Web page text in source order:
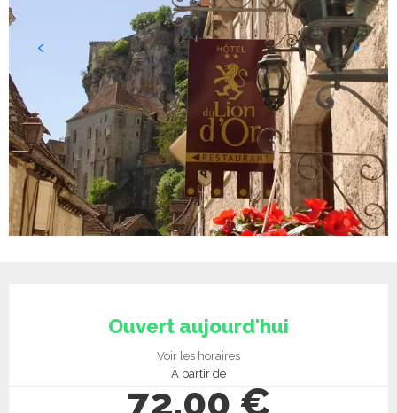
Ouvert aujourd'hui
Voir les horaires
À partir de
72,00 €